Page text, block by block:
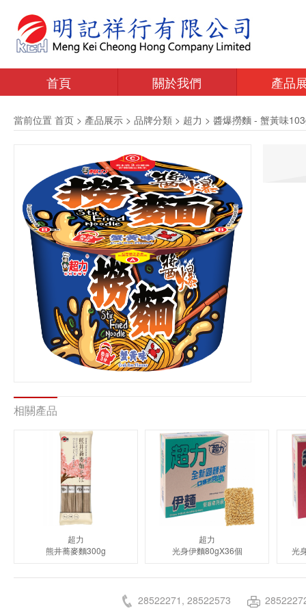
首頁 關於我們 產品
當前位置 首页 > 產品展示 > 品牌分類 > 超力 > 醬爆撈麵 - 蟹黃味
相關產品
超力
熊井蕎麥麵300g
超力
光身伊麵80gX36個
光
28522271, 28522573